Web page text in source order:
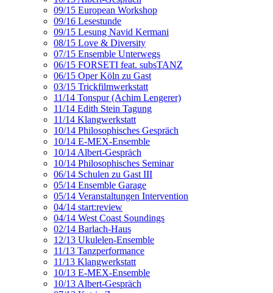
09/15 European Workshop
09/16 Lesestunde
09/15 Lesung Navid Kermani
08/15 Love & Diversity
07/15 Ensemble Unterwegs
06/15 FORSETI feat. subsTANZ
06/15 Oper Köln zu Gast
03/15 Trickfilmwerkstatt
11/14 Tonspur (Achim Lengerer)
11/14 Edith Stein Tagung
11/14 Klangwerkstatt
10/14 Philosophisches Gespräch
10/14 E-MEX-Ensemble
10/14 Albert-Gespräch
10/14 Philosophisches Seminar
06/14 Schulen zu Gast III
05/14 Ensemble Garage
05/14 Veranstaltungen Intervention
04/14 start:review
04/14 West Coast Soundings
02/14 Barlach-Haus
12/13 Ukulelen-Ensemble
11/13 Tanzperformance
11/13 Klangwerkstatt
10/13 E-MEX-Ensemble
10/13 Albert-Gespräch